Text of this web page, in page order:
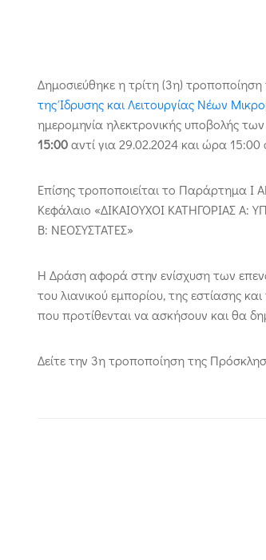
Δημοσιεύθηκε η τρίτη (3η)
της Ίδρυσης και Λειτουργίας Νέων
ημερομηνία ηλεκτρονικής υποβολής
15:00αντί για 29.02.2024 και ώρα 15:00
Επίσης τροποποιείται το Παράρτημα
Κεφάλαιο «ΔΙΚΑΙΟΥΧΟΙ ΚΑΤΗΓΟΡΙΑΣ Α:
Β: ΝΕΟΣΥΣΤΑΤΕΣ»
Η Δράση αφορά στην ενίσχυση των
του λιανικού εμπορίου, της εστίασης
που προτίθενται να ασκήσουν και θα
Δείτε την 3η τροποποίηση της